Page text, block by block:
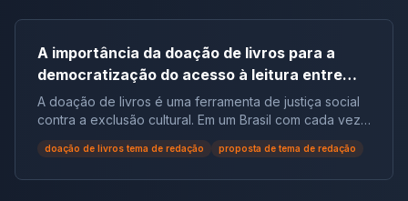
A importância da doação de livros para a
democratização do acesso à leitura entre
populações em situação de vulnerabilidade
social no Brasil | Tema de Redação
A doação de livros é uma ferramenta de justiça social
contra a exclusão cultural. Em um Brasil com cada vez
mais não leitores, ela democratiza o acesso ao
conhecimento e reduz desigualdades.
doação de livros tema de redação proposta de tema de redação